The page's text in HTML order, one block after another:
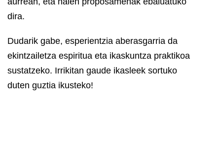
dira.
Dudarik gabe, esperientzia aberasgarria da
ekintzailetza espiritua eta ikaskuntza praktikoa
sustatzeko. Irrikitan gaude ikasleek sortuko
duten guztia ikusteko!